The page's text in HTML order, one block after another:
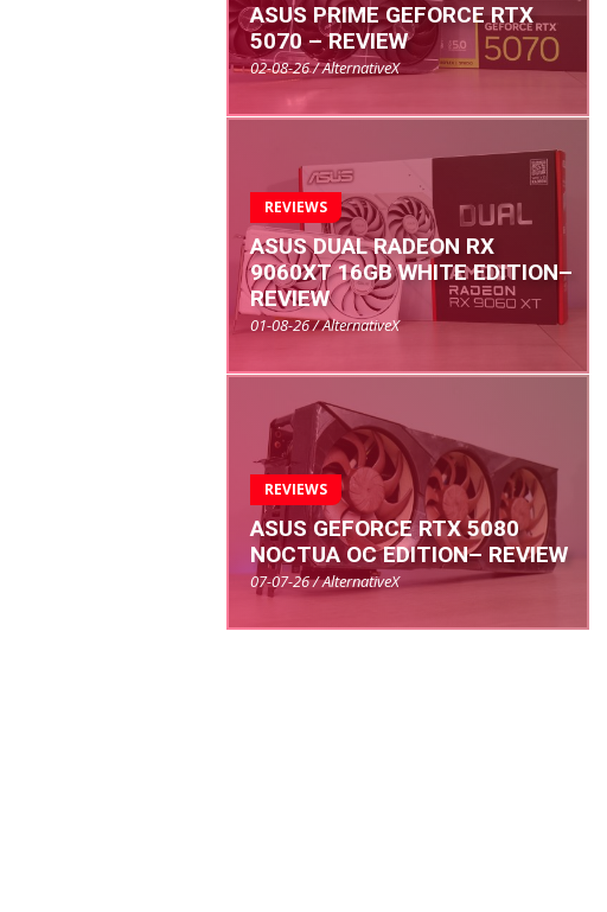
ASUS PRIME GEFORCE RTX
5070 – REVIEW
02-08-26 / AlternativeX
REVIEWS
ASUS DUAL RADEON RX
9060XT 16GB WHITE EDITION–
REVIEW
01-08-26 / AlternativeX
REVIEWS
ASUS GEFORCE RTX 5080
NOCTUA OC EDITION– REVIEW
07-07-26 / AlternativeX